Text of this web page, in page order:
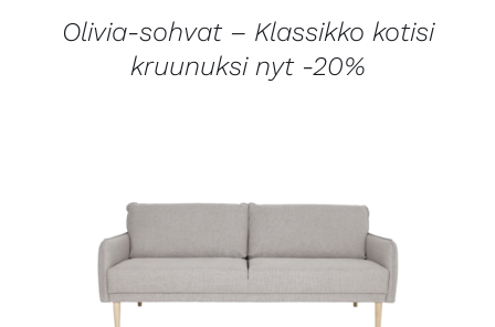
Olivia-sohvat – Klassikko kotisi
kruunuksi nyt -20%
LISÄTIEDOT